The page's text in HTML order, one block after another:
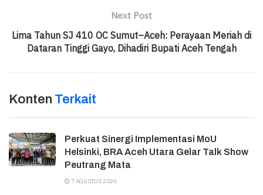
Next Post
Lima Tahun SJ 410 OC Sumut–Aceh: Perayaan Meriah di
Dataran Tinggi Gayo, Dihadiri Bupati Aceh Tengah
Konten Terkait
Perkuat Sinergi Implementasi MoU
Helsinki, BRA Aceh Utara Gelar Talk Show
Peutrang Mata
7 AGUSTUS 2026